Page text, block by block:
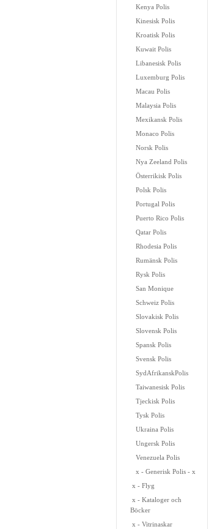
Kenya Polis
Kinesisk Polis
Kroatisk Polis
Kuwait Polis
Libanesisk Polis
Luxemburg Polis
Macau Polis
Malaysia Polis
Mexikansk Polis
Monaco Polis
Norsk Polis
Nya Zeeland Polis
Österrikisk Polis
Polsk Polis
Portugal Polis
Puerto Rico Polis
Qatar Polis
Rhodesia Polis
Rumänsk Polis
Rysk Polis
San Monique
Schweiz Polis
Slovakisk Polis
Slovensk Polis
Spansk Polis
Svensk Polis
SydAfrikanskPolis
Taiwanesisk Polis
Tjeckisk Polis
Tysk Polis
Ukraina Polis
Ungersk Polis
Venezuela Polis
x - Generisk Polis - x
x - Flyg
x - Kataloger och
Böcker
x - Vitrinaskar